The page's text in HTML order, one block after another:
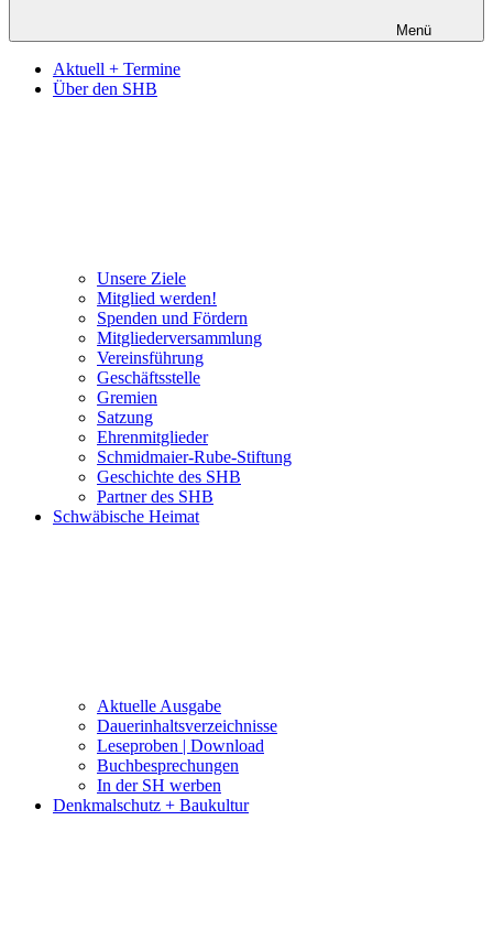
Menü
Aktuell + Termine
Über den SHB
Unsere Ziele
Mitglied werden!
Spenden und Fördern
Mitgliederversammlung
Vereinsführung
Geschäftsstelle
Gremien
Satzung
Ehrenmitglieder
Schmidmaier-Rube-Stiftung
Geschichte des SHB
Partner des SHB
Schwäbische Heimat
Aktuelle Ausgabe
Dauerinhaltsverzeichnisse
Leseproben | Download
Buchbesprechungen
In der SH werben
Denkmalschutz + Baukultur